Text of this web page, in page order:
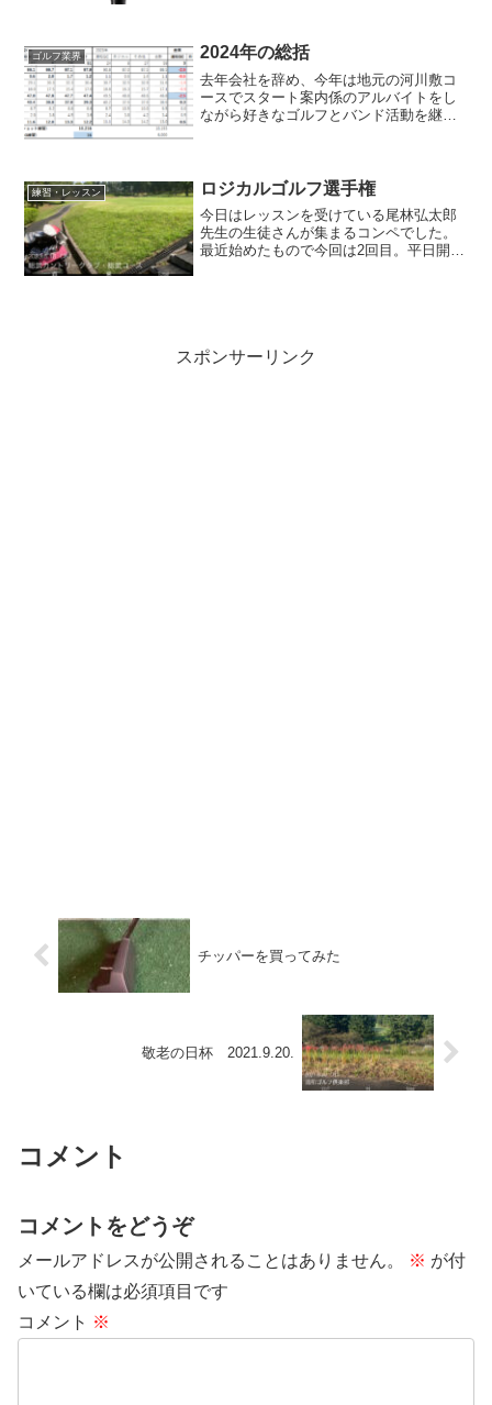
HD”、...
ゴルフ業界 2024年の総括
去年会社を辞め、今年は地元の河川敷コ
ースでスタート案内係のアルバイトをし
ながら好きなゴルフとバンド活動を継続
なりました。環境変...
練習・レッスン ロジカルゴルフ選手権
今日はレッスンを受けている尾林弘太郎
先生の生徒さんが集まるコンペでした。
最近始めたもので今回は2回目。平日開催
スポンサーリンク
チッパーを買ってみた
敬老の日杯 2021.9.20.
コメント
コメントをどうぞ
メールアドレスが公開されることはありません。 ※ が付
いている欄は必須項目です
コメント ※